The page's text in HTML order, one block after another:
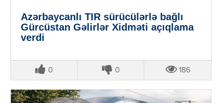
Azərbaycanlı TIR sürücülərlə bağlı
Gürcüstan Gəlirlər Xidməti açıqlama
verdi
0 0 186